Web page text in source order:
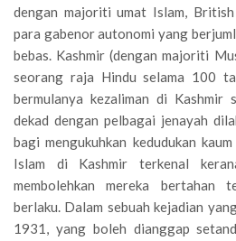
dengan majoriti umat Islam,
para gabenor autonomi yang
bebas. Kashmir (dengan majoriti
seorang raja Hindu selama 100
bermulanya kezaliman di Kashmir
dekad dengan pelbagai jenayah
bagi mengukuhkan kedudukan
Islam di Kashmir terkenal
membolehkan mereka bertahan
berlaku. Dalam sebuah kejadian
1931, yang boleh dianggap